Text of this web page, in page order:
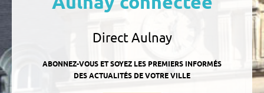
Direct Aulnay
ABONNEZ-VOUS ET SOYEZ LES PREMIERS INFORMÉS
DES ACTUALITÉS DE VOTRE VILLE